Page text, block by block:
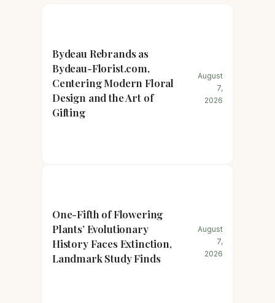
Bydeau Rebrands as
Bydeau-Florist.com,
Centering Modern Floral
Design and the Art of
Gifting
August
7,
2026
One-Fifth of Flowering
Plants’ Evolutionary
History Faces Extinction,
Landmark Study Finds
August
7,
2026